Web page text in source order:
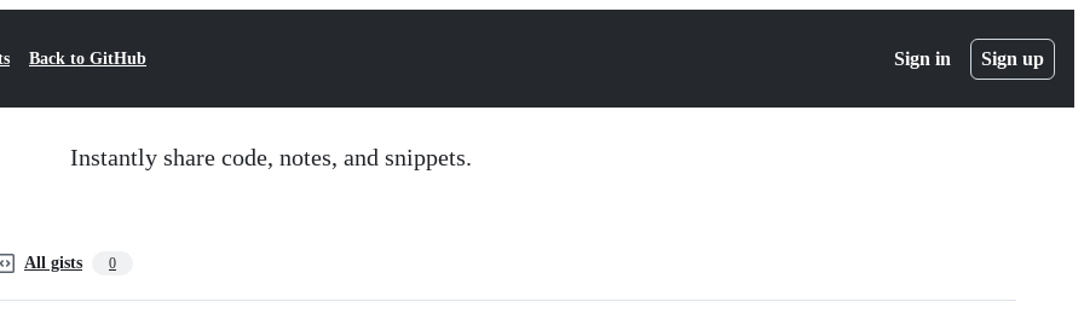
Back to GitHub Sign in Sign up
Instantly share code, notes, and snippets.
All gists 0